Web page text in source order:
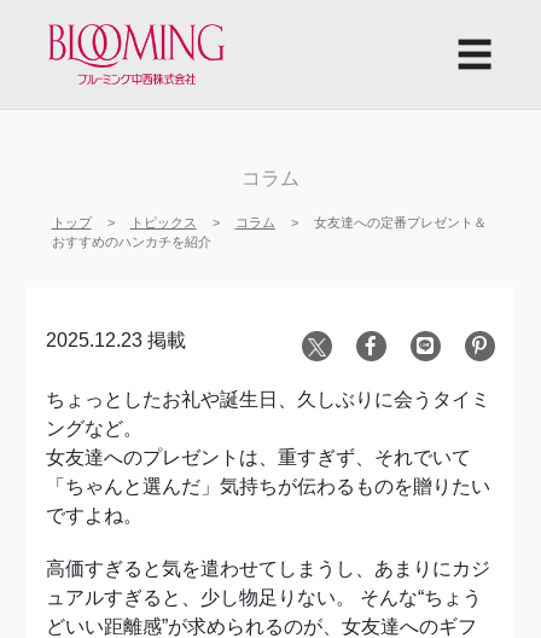
☰
コラム
トップ トピックス コラム
女友達への定番プレゼント＆
おすすめのハンカチを紹介
2025.12.23 掲載
ちょっとしたお礼や誕生日、久しぶりに会うタイミ
ングなど。
女友達へのプレゼントは、重すぎず、それでいて
「ちゃんと選んだ」気持ちが伝わるものを贈りたい
ですよね。
高価すぎると気を遣わせてしまうし、あまりにカジ
ュアルすぎると、少し物足りない。 そんな“ちょう
どいい距離感”が求められるのが、女友達へのギフ